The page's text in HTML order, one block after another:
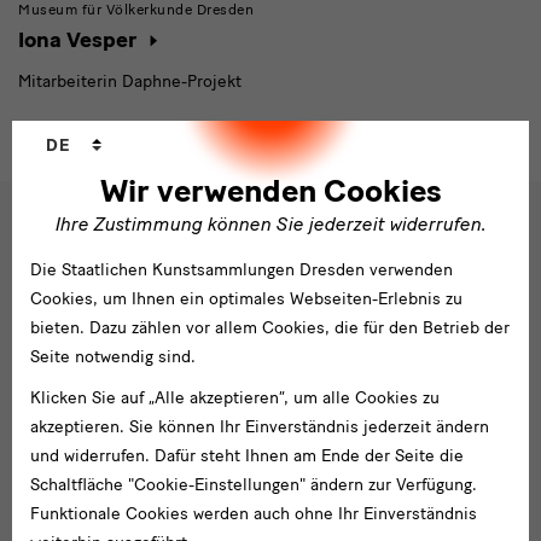
Museum für Völkerkunde Dresden
Iona Vesper
Mitarbeiterin Daphne-Projekt
Wir verwenden Cookies
Ihre Zustimmung können Sie jederzeit widerrufen.
Sprachwechsler
DE
Die Staatlichen Kunstsammlungen Dresden verwenden
Cookies, um Ihnen ein optimales Webseiten-Erlebnis zu
bieten. Dazu zählen vor allem Cookies, die für den Betrieb der
Seite notwendig sind.
Klicken Sie auf „Alle akzeptieren“, um alle Cookies zu
akzeptieren. Sie können Ihr Einverständnis jederzeit ändern
und widerrufen. Dafür steht Ihnen am Ende der Seite die
Schaltfläche "Cookie-Einstellungen" ändern zur Verfügung.
Funktionale Cookies werden auch ohne Ihr Einverständnis
Social
Media
und
Newsletter
Folgen Sie uns
Facebook
X YoutubeInstagram
SKD
Newsletter
E-
Mail-
Adresse
Anmelden